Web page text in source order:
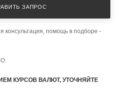
ЗАПРОС
консультация, помощь в подборе -
КУРСОВ ВАЛЮТ, УТОЧНЯЙТЕ